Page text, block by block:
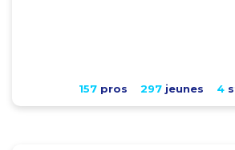
157pros 297jeunes 4